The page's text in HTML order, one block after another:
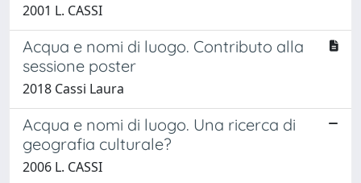
2001 L. CASSI
Acqua e nomi di luogo. Contributo alla
sessione poster
2018 Cassi Laura
Acqua e nomi di luogo. Una ricerca di
geografia culturale?
2006 L. CASSI